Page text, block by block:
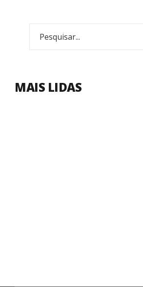
MAIS LIDAS